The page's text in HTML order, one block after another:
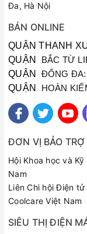
Đa, Hà Nội
BÁN ONLINE
QUẬN THANH
QUẬN BẮC TỪ
QUẬN
QUẬN HOÀN
ĐƠN VỊ BẢO
Hội Khoa học và
Nam
Liên Chi hội Điện
Coolcare Việt Nam
SIÊU THỊ ĐIỆN